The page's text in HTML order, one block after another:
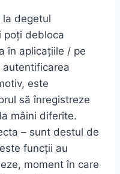
la degetul
poți debloca
în aplicațiile / pe
este
să înregistreze
mâini diferite.
– sunt destul de
funcții au
moment în care